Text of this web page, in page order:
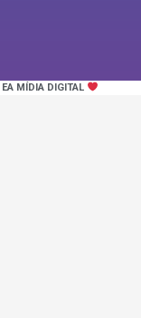
EA MÍDIA DIGITAL